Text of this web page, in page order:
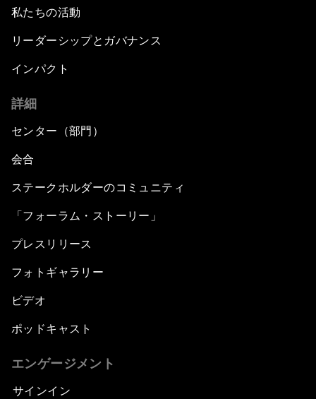
私たちの活動
リーダーシップとガバナンス
インパクト
詳細
センター（部門）
会合
ステークホルダーのコミュニティ
「フォーラム・ストーリー」
プレスリリース
フォトギャラリー
ビデオ
ポッドキャスト
エンゲージメント
サインイン